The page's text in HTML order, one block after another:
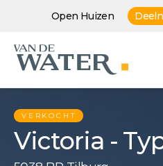
Open Huizen
VERKOCHT
Victoria -